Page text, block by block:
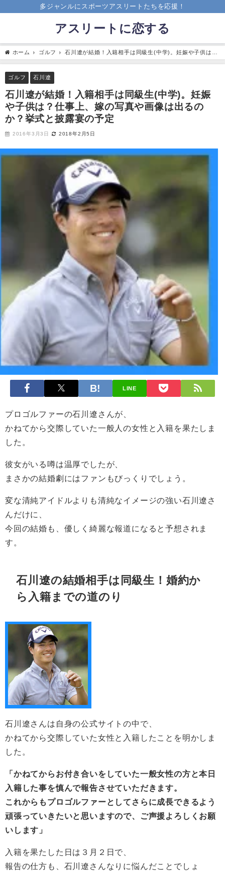
多ジャンルにスポーツアスリートたちを応援！
アスリートに恋する
ホーム ゴルフ
石川遼が結婚！入籍相手は同級生(中学)。妊娠や子供は？
仕事上、嫁の写真や画像は出るのか？挙式と披露宴の予定
ゴルフ 石川遼
石川遼が結婚！入籍相手は同級生(中学)。妊娠
や子供は？仕事上、嫁の写真や画像は出るの
か？挙式と披露宴の予定
2016年3月3日 2018年2月5日
LINE
プロゴルファーの石川遼さんが、
かねてから交際していた一般人の女性と入籍を果たしま
した。
彼女がいる噂は温厚でしたが、
まさかの結婚劇にはファンもびっくりでしょう。
変な清純アイドルよりも清純なイメージの強い石川遼さ
んだけに、
今回の結婚も、優しく綺麗な報道になると予想されま
す。
石川遼の結婚相手は同級生！婚約か
ら入籍までの道のり
石川遼さんは自身の公式サイトの中で、
かねてから交際していた女性と入籍したことを明かしま
した。
「かねてからお付き合いをしていた一般女性の方と本日
入籍した事を慎んで報告させていただきます。
これからもプロゴルファーとしてさらに成長できるよう
頑張っていきたいと思いますので、ご声援よろしくお願
いします」
入籍を果たした日は３月２日で、
報告の仕方も、石川遼さんなりに悩んだことでしょ